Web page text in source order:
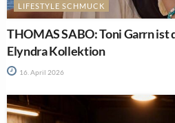
LIFESTYLE SCHMUCK
THOMAS SABO: Toni Garrn ist
Elyndra Kollektion
16. April 2026